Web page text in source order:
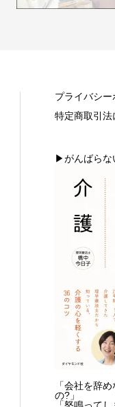
プライバシー
特定商取引
▶がんばらな
「会社を辞
の?」